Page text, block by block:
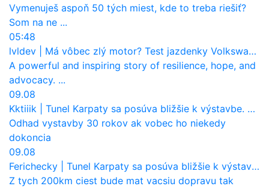
Vymenuješ aspoň 50 tých miest, kde to treba riešiť?
Som na ne ...
05:48
lvldev
Má vôbec zlý motor? Test jazdenky Volkswagen T-Roc (2017 až 2025)
A powerful and inspiring story of resilience, hope, and
advocacy. ...
09.08
Kktiiik
Tunel Karpaty sa posúva bližšie k výstavbe. NDS urobila dôležitý krok
Odhad vystavby 30 rokov ak vobec ho niekedy
dokoncia
09.08
Ferichecky
Tunel Karpaty sa posúva bližšie k výstavbe. NDS urobila dôležitý krok
Z tych 200km ciest bude mat vacsiu dopravu tak